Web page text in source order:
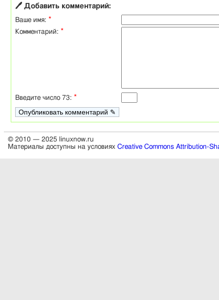
🖊 Добавить комментарий:
Ваше имя: *
Комментарий: *
Введите число 73: *
© 2010 — 2025 linuxnow.ru
Материалы доступны на условиях Creative Commons Attribution-